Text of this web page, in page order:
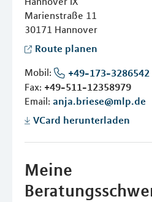
Marienstraße 11
30171 Hannover
Route planen
Mobil:
+49-173-3286542
Fax: +49-511-12358979
Email: anja.briese@mlp.de
VCard herunterladen
Meine